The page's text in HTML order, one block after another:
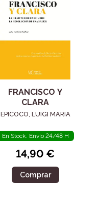
FRANCISCO Y
CLARA
EPICOCO, LUIGI MARIA
En Stock. Envío 24/48 H
14,90 €
Comprar